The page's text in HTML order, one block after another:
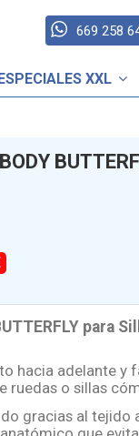
669 258
XXL
para
hacia adelante y
ruedas o sillas
gracias al tejido